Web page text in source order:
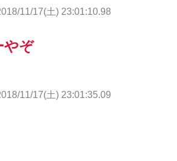
11/17(土) 23:01:10.98
やぞ
11/17(土) 23:01:35.09